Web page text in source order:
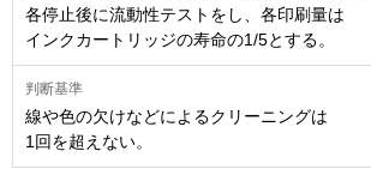
各停止後に流動性テストをし、各印刷量は
インクカートリッジの寿命の1/5とする。
線や色の欠けなどによるクリーニングは
1回を超えない。